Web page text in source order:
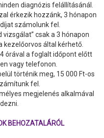
diagnózis felállításánál.
érkezik hozzánk, 3 hónapon
számolunk fel.
csak a 3 hónapon
kezelőorvos által kérhető.
órával a foglalt időpont előtt
vagy telefonon.
történik meg, 15 000 Ft-os
fel.
megjelenés alkalmával
BEHOZATALÁRÓL